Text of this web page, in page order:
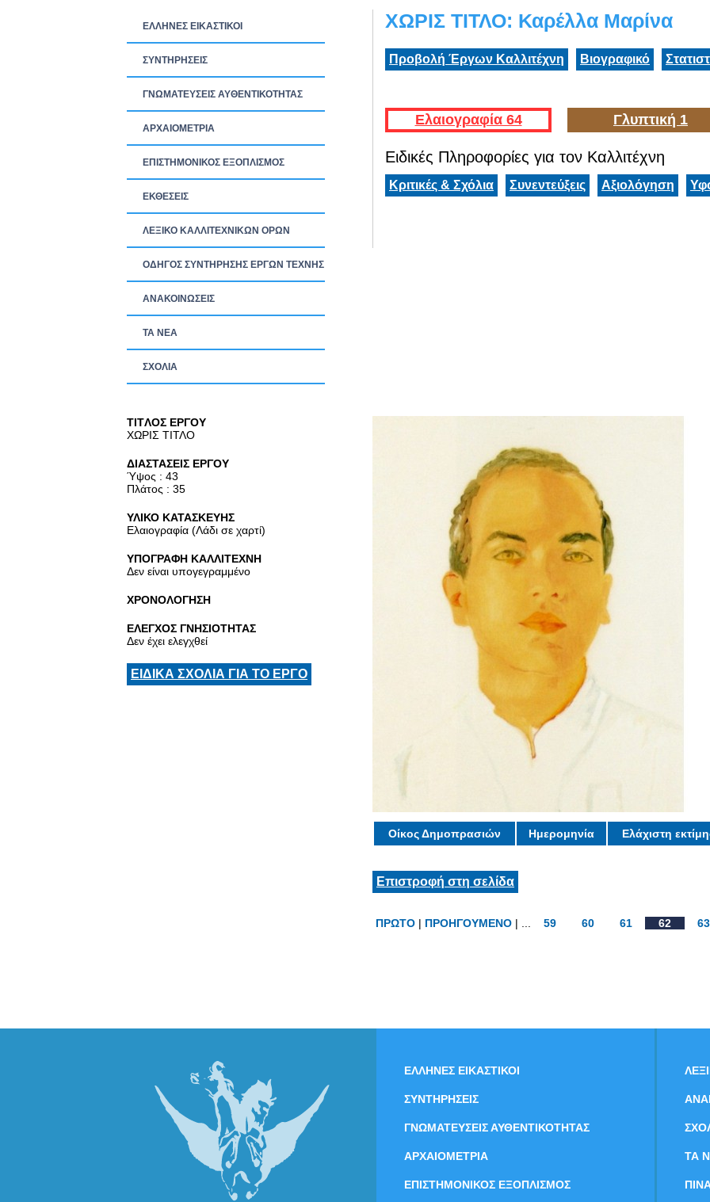
ΕΛΛΗΝΕΣ ΕΙΚΑΣΤΙΚΟΙ
ΣΥΝΤΗΡΗΣΕΙΣ
ΓΝΩΜΑΤΕΥΣΕΙΣ ΑΥΘΕΝΤΙΚΟΤΗΤΑΣ
ΑΡΧΑΙΟΜΕΤΡΙΑ
ΕΠΙΣΤΗΜΟΝΙΚΟΣ ΕΞΟΠΛΙΣΜΟΣ
ΕΚΘΕΣΕΙΣ
ΛΕΞΙΚΟ ΚΑΛΛΙΤΕΧΝΙΚΩΝ ΟΡΩΝ
ΟΔΗΓΟΣ ΣΥΝΤΗΡΗΣΗΣ ΕΡΓΩΝ ΤΕΧΝΗΣ
ΑΝΑΚΟΙΝΩΣΕΙΣ
ΤΑ ΝEΑ
ΣΧΟΛΙΑ
ΧΩΡΙΣ ΤΙΤΛΟ: Καρέλλα Μαρίνα
Προβολή Έργων Καλλιτέχνη Βιογραφικό
Ελαιογραφία 64 Γλυπτική 1
Ειδικές Πληροφορίες για τον Καλλιτέχνη
Κριτικές & Σχόλια Συνεντεύξεις Αξιολόγηση
TITΛΟΣ ΕΡΓΟΥ
ΧΩΡΙΣ ΤΙΤΛΟ
ΔΙΑΣΤΑΣΕΙΣ ΕΡΓΟΥ
Ύψος : 43
Πλάτος : 35
ΥΛΙΚΟ ΚΑΤΑΣΚΕΥΗΣ
Ελαιογραφία (Λάδι σε χαρτί)
ΥΠΟΓΡΑΦΗ ΚΑΛΛΙΤΕΧΝΗ
Δεν είναι υπογεγραμμένο
ΧΡΟΝΟΛΟΓΗΣΗ
ΕΛΕΓΧΟΣ ΓΝΗΣΙΟΤΗΤΑΣ
Δεν έχει ελεγχθεί
ΕΙΔΙΚΑ ΣΧΟΛΙΑ ΓΙΑ ΤΟ ΕΡΓΟ
Οίκος Δημοπρασιών Ημερομηνία Ελάχιστη
Επιστροφή στη σελίδα
ΠΡΩΤΟ | ΠΡΟΗΓΟΥΜΕΝΟ | ... 59 60 61 62 63
ΕΛΛΗΝΕΣ ΕΙΚΑΣΤΙΚΟΙ
ΣΥΝΤΗΡΗΣΕΙΣ
ΓΝΩΜΑΤΕΥΣΕΙΣ ΑΥΘΕΝΤΙΚΟΤΗΤΑΣ
ΑΡΧΑΙΟΜΕΤΡΙΑ
ΕΠΙΣΤΗΜΟΝΙΚΟΣ ΕΞΟΠΛΙΣΜΟΣ
ΤΑ